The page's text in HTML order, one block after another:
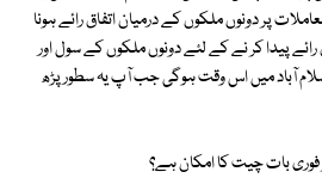
پر دونوں ملکوں کے درمیان اتفاق رائے ہونا
رائے پیدا کر نے کے لئے دونوں ملکوں کے سول اور
آباد میں اس وقت ہوگی جب آپ یہ سطور پڑھ
فوری بات چیت کا امکان ہے؟